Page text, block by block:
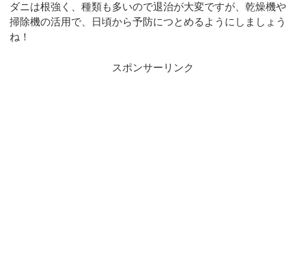
ダニは根強く、種類も多いので退治が大変ですが、乾燥機や
掃除機の活用で、日頃から予防につとめるようにしましょう
ね！
スポンサーリンク